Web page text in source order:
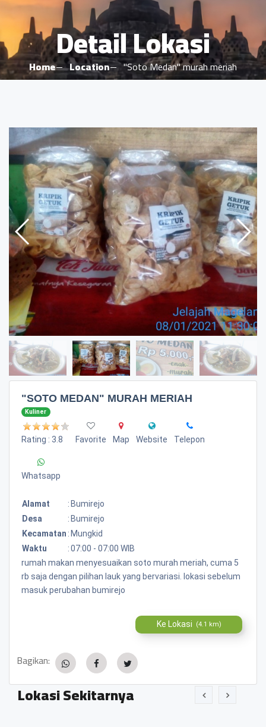
Detail Lokasi
Home Location "Soto Medan" murah meriah
"SOTO MEDAN" MURAH MERIAH
Kuliner
Rating : 3.8 Favorite Map Website Telepon
Whatsapp
Alamat : Bumirejo
Desa
: Bumirejo
Kecamatan : Mungkid
Waktu
:07:00 - 07:00 WIB
rumah makan menyesuaikan soto murah meriah, cuma 5
rb saja dengan pilihan lauk yang bervariasi. lokasi sebelum
masuk perubahan bumirejo
Ke Lokasi (4.1 km)
Bagikan:
Lokasi Sekitarnya